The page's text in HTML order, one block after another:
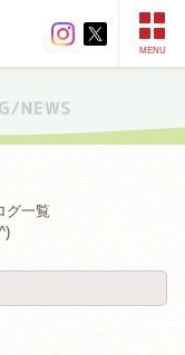
MENU
グ一覧